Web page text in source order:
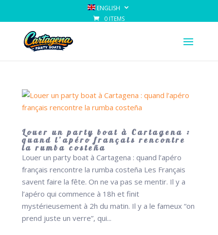
ENGLISH
0 ITEMS
Louer un party boat à Cartagena :
quand l’apéro français rencontre
la rumba costeña
Louer un party boat à Cartagena : quand l’apéro
français rencontre la rumba costeña Les Français
savent faire la fête. On ne va pas se mentir. Il y a
l’apéro qui commence à 18h et finit
mystérieusement à 2h du matin. Il y a le fameux “on
prend juste un verre”, qui...